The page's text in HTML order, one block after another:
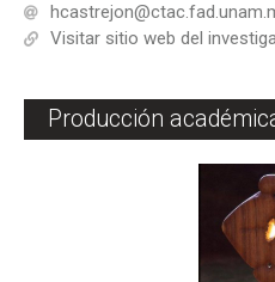
Visitar sitio web del
Producción